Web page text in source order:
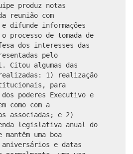
produz notas
reunião com
difunde informações
processo de tomada de
dos interesses das
pelo
Citou algumas das
1) realização
para
poderes Executivo e
como com a
associadas; e 2)
legislativa anual do
uma boa
aniversários e datas